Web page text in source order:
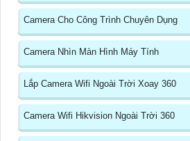
Camera Cho Công Trình Chuyên Dụng
Camera Nhìn Màn Hình Máy Tính
Lắp Camera Wifi Ngoài Trời Xoay 360
Camera Wifi Hikvision Ngoài Trời 360